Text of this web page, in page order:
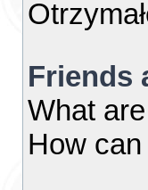
Friends
What
How